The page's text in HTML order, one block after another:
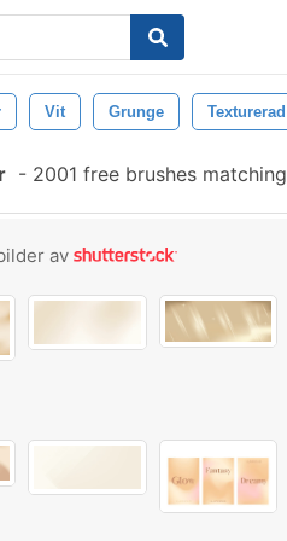
Vit Grunge Texturerad
- 2001 free brushes matching
av